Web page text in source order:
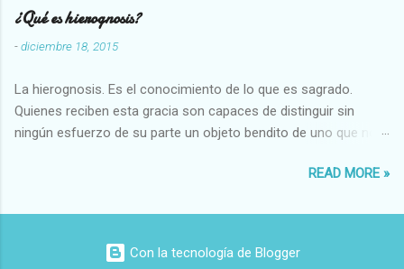
Intelectuales Conocimiento-Error Exacto-Aproximado
Evidente-Probable,etc b) Morales Bueno-malo Bondadoso-
malvado Justo-Injusto Escrupuloso-Relajado Leal-Desleal,etc.
Armonioso-Inarmonioso 4 RELIGIOSOS Santo-Pr...
¿Qué es hierognosis?
-diciembre 18, 2015
La hierognosis. Es el conocimiento de lo que es sagrado.
Quienes reciben esta gracia son capaces de distinguir sin
ningún esfuerzo de su parte un objeto bendito de uno que no
READ MORE »
Con la tecnología de Blogger